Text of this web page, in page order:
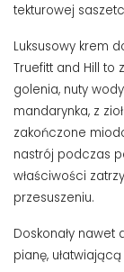
tekturowej
Luksusowy krem
Truefitt and Hill to
golenia, nuty
mandarynka, z
zakończone
nastrój podczas
właściwości
przesuszeniu.
Doskonały nawet
pianę,